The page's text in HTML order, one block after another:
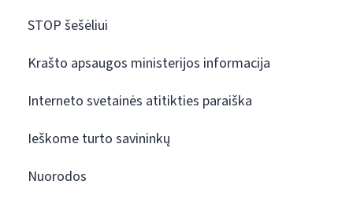
STOP šešėliui
Krašto apsaugos ministerijos informacija
Interneto svetainės atitikties paraiška
Ieškome turto savininkų
Nuorodos